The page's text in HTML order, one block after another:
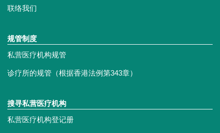
联络我们
规管制度
私营医疗机构规管
诊疗所的规管（根据香港法例第343章）
搜寻私营医疗机构
私营医疗机构登记册